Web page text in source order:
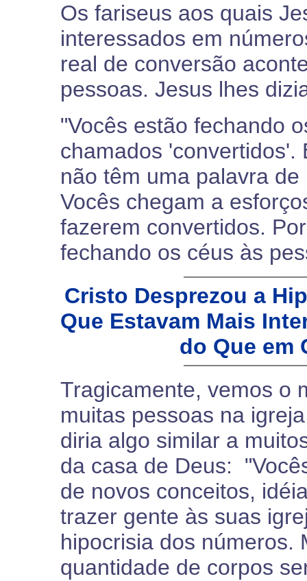
Os fariseus aos quais
interessados em
real de conversão
pessoas. Jesus lhes
"Vocês estão fechando
chamados 'convertidos'.
não têm uma palavra
Vocês chegam a
fazerem convertidos.
fechando os céus às
Cristo Desprezou a
Que Estavam Mais
do Que em
Tragicamente, vemos o
muitas pessoas na
diria algo similar a
da casa de Deus:
de novos conceitos,
trazer gente às suas
hipocrisia dos números.
quantidade de corpos